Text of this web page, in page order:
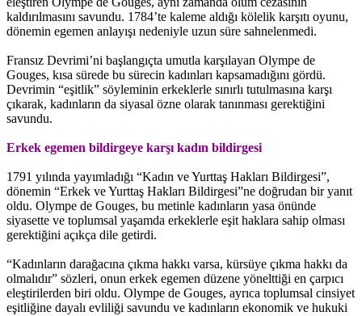
kaldırılmasını savundu. 1784’te kaleme aldığı kölelik karşıtı oyunu,
dönemin egemen anlayışı nedeniyle uzun süre sahnelenmedi.
Fransız Devrimi’ni başlangıçta umutla karşılayan Olympe de
Gouges, kısa sürede bu sürecin kadınları kapsamadığını gördü.
Devrimin “eşitlik” söyleminin erkeklerle sınırlı tutulmasına karşı
çıkarak, kadınların da siyasal özne olarak tanınması gerektiğini
savundu.
Erkek egemen bildirgeye karşı kadın bildirgesi
1791 yılında yayımladığı “Kadın ve Yurttaş Hakları Bildirgesi”,
dönemin “Erkek ve Yurttaş Hakları Bildirgesi”ne doğrudan bir yanıt
oldu. Olympe de Gouges, bu metinle kadınların yasa önünde
siyasette ve toplumsal yaşamda erkeklerle eşit haklara sahip olması
gerektiğini açıkça dile getirdi.
“Kadınların darağacına çıkma hakkı varsa, kürsüye çıkma hakkı da
olmalıdır” sözleri, onun erkek egemen düzene yönelttiği en çarpıcı
eleştirilerden biri oldu. Olympe de Gouges, ayrıca toplumsal cinsiyet
eşitliğine dayalı evliliği savundu ve kadınların ekonomik ve hukuki